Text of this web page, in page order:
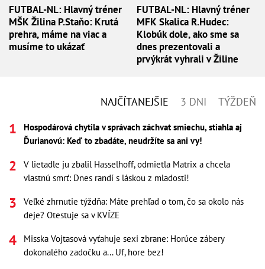
FUTBAL-NL: Hlavný tréner
MŠK Žilina P.Staňo: Krutá
prehra, máme na viac a
musíme to ukázať
FUTBAL-NL: Hlavný tréner
MFK Skalica R.Hudec:
Klobúk dole, ako sme sa
dnes prezentovali a
prvýkrát vyhrali v Žiline
NAJČÍTANEJŠIE 3 DNI TÝŽDEŇ
Hospodárová chytila v správach záchvat smiechu, stiahla aj
Ďurianovú: Keď to zbadáte, neudržíte sa ani vy!
V lietadle ju zbalil Hasselhoff, odmietla Matrix a chcela
vlastnú smrť: Dnes randí s láskou z mladosti!
Veľké zhrnutie týždňa: Máte prehľad o tom, čo sa okolo nás
deje? Otestuje sa v KVÍZE
Misska Vojtasová vyťahuje sexi zbrane: Horúce zábery
dokonalého zadočku a... Uf, hore bez!